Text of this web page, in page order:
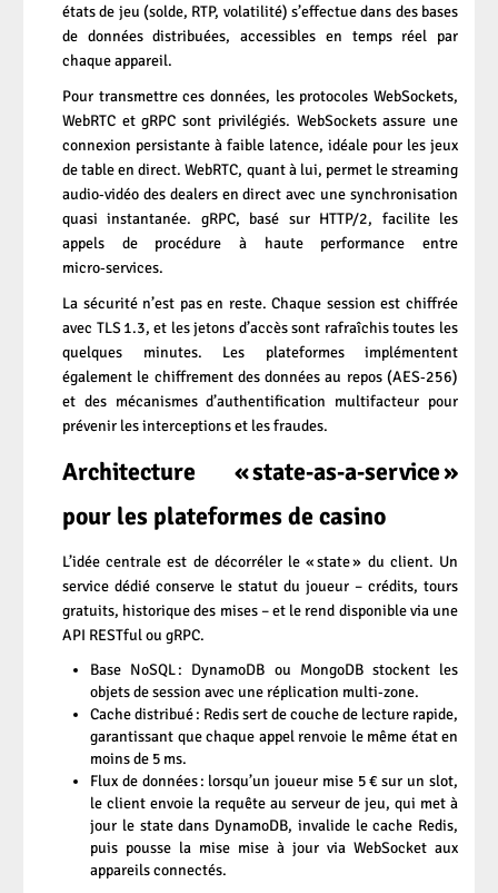
états de jeu (solde, RTP, volatilité) s’effectue dans des bases
de données distribuées, accessibles en temps réel par
chaque appareil.
Pour transmettre ces données, les protocoles WebSockets,
WebRTC et gRPC sont privilégiés. WebSockets assure une
connexion persistante à faible latence, idéale pour les jeux
de table en direct. WebRTC, quant à lui, permet le streaming
audio‑vidéo des dealers en direct avec une synchronisation
quasi instantanée. gRPC, basé sur HTTP/2, facilite les
appels de procédure à haute performance entre
micro‑services.
La sécurité n’est pas en reste. Chaque session est chiffrée
avec TLS 1.3, et les jetons d’accès sont rafraîchis toutes les
quelques minutes. Les plateformes implémentent
également le chiffrement des données au repos (AES‑256)
et des mécanismes d’authentification multifacteur pour
prévenir les interceptions et les fraudes.
Architecture « state‑as‑a‑service »
pour les plateformes de casino
L’idée centrale est de décorréler le « state » du client. Un
service dédié conserve le statut du joueur – crédits, tours
gratuits, historique des mises – et le rend disponible via une
API RESTful ou gRPC.
Base NoSQL : DynamoDB ou MongoDB stockent les
objets de session avec une réplication multi‑zone.
Cache distribué : Redis sert de couche de lecture rapide,
garantissant que chaque appel renvoie le même état en
moins de 5 ms.
Flux de données : lorsqu’un joueur mise 5 € sur un slot,
le client envoie la requête au serveur de jeu, qui met à
jour le state dans DynamoDB, invalide le cache Redis,
puis pousse la mise mise à jour via WebSocket aux
appareils connectés.